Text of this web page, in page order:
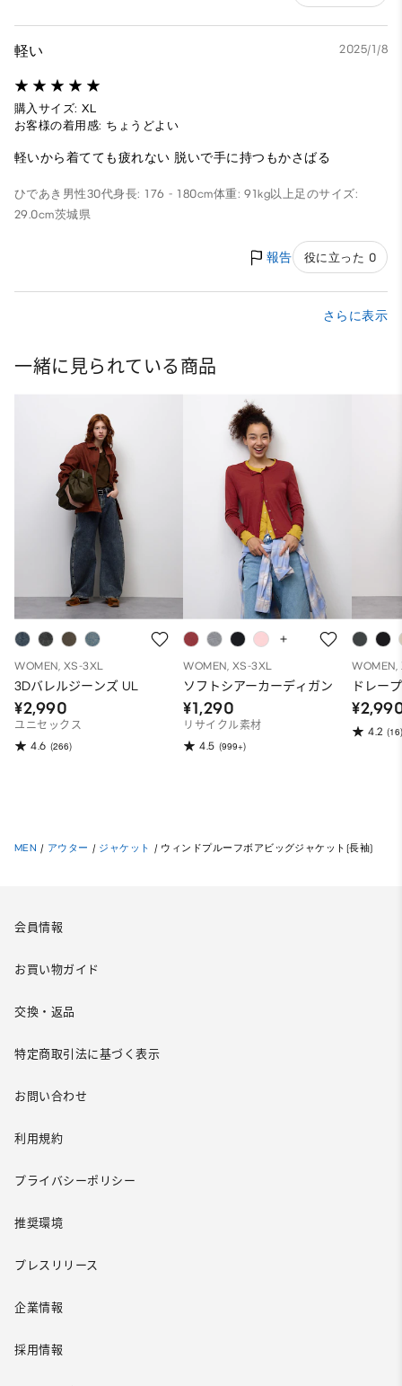
軽い 2025/1/8
購入サイズ: XL
お客様の着用感: ちょうどよい
軽いから着てても疲れない 脱いで手に持つもかさばる
ひであき 男性30代身長: 176 - 180cm体重: 91kg以上足のサイズ:
29.0cm茨城県
報告 役に立った 0
さらに表示
一緒に見られている商品
WOMEN, XS-3XL
3Dバレルジーンズ UL
¥2,990
ユニセックス
4.6 (266)
WOMEN, XS-3XL
ソフトシアーカーディガン
¥1,290
リサイクル素材
4.5 (999+)
WOMEN,
ドレー
4.2 (16)
MEN / アウター / ジャケット / ウィンドプルーフボアビッグジャケット(長袖)
会員情報
お買い物ガイド
交換・返品
特定商取引法に基づく表示
お問い合わせ
利用規約
プライバシーポリシー
推奨環境
プレスリリース
企業情報
採用情報